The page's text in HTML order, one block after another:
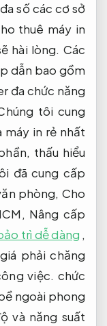
số các cơ sở
thuê máy in
hài lòng. Các
dẫn bao gồm
đa chức năng
tôi cung
máy in rẻ nhất
thấu hiểu
đã cung cấp
phòng, Cho
Nâng cấp
trì dễ dàng ,
phải chăng
việc. chức
ngoài phong
và năng suất